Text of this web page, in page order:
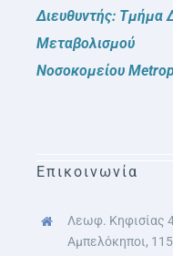
Διευθυντής: Τμήμα
Μεταβολισμού
Νοσοκομείου
Επικοινωνία
Λεωφ. Κηφισίας
Αμπελόκηποι,